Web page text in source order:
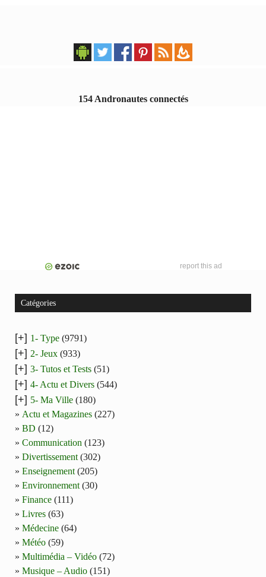
154 Andronautes connectés
report this ad
Catégories
[+] 1- Type (9791)
[+] 2- Jeux (933)
[+] 3- Tutos et Tests (51)
[+] 4- Actu et Divers (544)
[+] 5- Ma Ville (180)
Actu et Magazines (227)
BD (12)
Communication (123)
Divertissement (302)
Enseignement (205)
Environnement (30)
Finance (111)
Livres (63)
Médecine (64)
Météo (59)
Multimédia – Vidéo (72)
Musique – Audio (151)